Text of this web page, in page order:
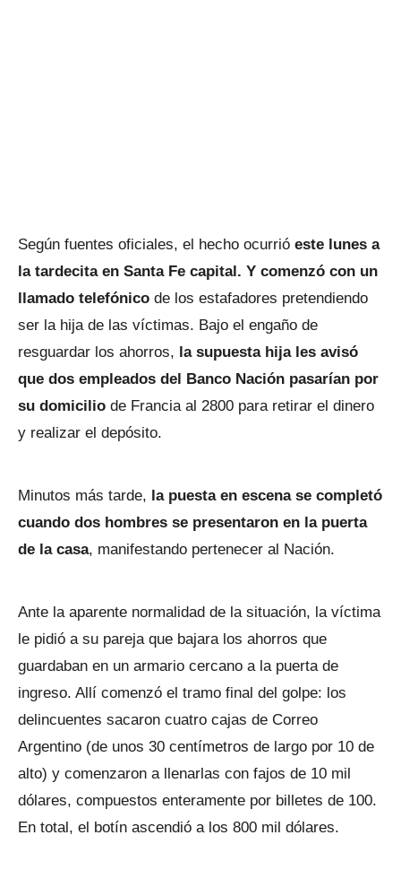
Según fuentes oficiales, el hecho ocurrió este lunes a
la tardecita en Santa Fe capital. Y comenzó con un
llamado telefónico de los estafadores pretendiendo
ser la hija de las víctimas. Bajo el engaño de
resguardar los ahorros, la supuesta hija les avisó
que dos empleados del Banco Nación pasarían por
su domicilio de Francia al 2800 para retirar el dinero
y realizar el depósito.
Minutos más tarde, la puesta en escena se completó
cuando dos hombres se presentaron en la puerta
de la casa, manifestando pertenecer al Nación.
Ante la aparente normalidad de la situación, la víctima
le pidió a su pareja que bajara los ahorros que
guardaban en un armario cercano a la puerta de
ingreso. Allí comenzó el tramo final del golpe: los
delincuentes sacaron cuatro cajas de Correo
Argentino (de unos 30 centímetros de largo por 10 de
alto) y comenzaron a llenarlas con fajos de 10 mil
dólares, compuestos enteramente por billetes de 100.
En total, el botín ascendió a los 800 mil dólares.